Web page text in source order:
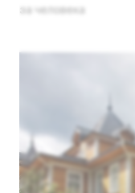
за человека